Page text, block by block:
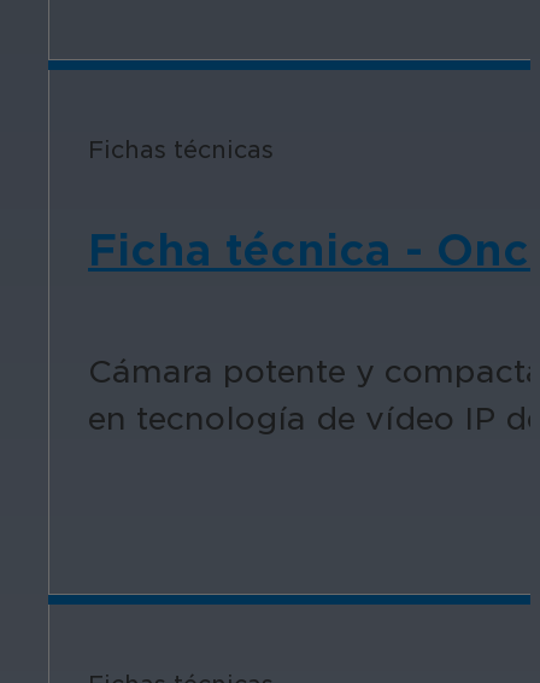
Fichas técnicas
Ficha técnica -
Cámara potente y
en tecnología de vídeo IP